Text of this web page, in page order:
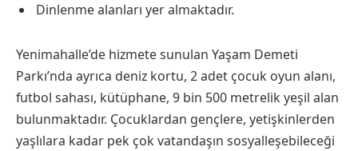
Dinlenme alanları yer almaktadır.
Yenimahalle’de hizmete sunulan Yaşam Demeti
Parkı’nda ayrıca deniz kortu, 2 adet çocuk oyun alanı,
futbol sahası, kütüphane, 9 bin 500 metrelik yeşil alan
bulunmaktadır. Çocuklardan gençlere, yetişkinlerden
yaşlılara kadar pek çok vatandaşın sosyalleşebileceği